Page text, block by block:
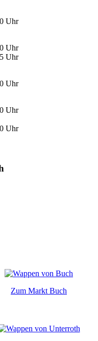
Uhr
Uhr
Uhr
Uhr
Uhr
Uhr
Zum Markt Buch